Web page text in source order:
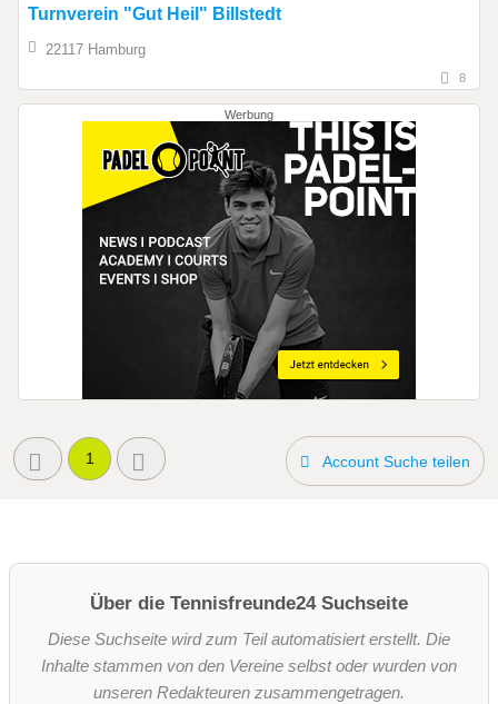
Turnverein "Gut Heil" Billstedt
22117 Hamburg
8
Werbung
1 Account Suche teilen
Über die Tennisfreunde24 Suchseite
Diese Suchseite wird zum Teil automatisiert erstellt. Die
Inhalte stammen von den Vereine selbst oder wurden von
unseren Redakteuren zusammengetragen.